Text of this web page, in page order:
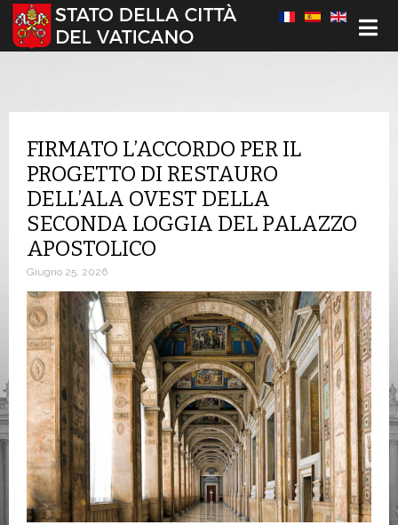
Seleziona la tua lingua
FIRMATO L’ACCORDO PER IL
PROGETTO DI RESTAURO
DELL’ALA OVEST DELLA
SECONDA LOGGIA DEL PALAZZO
APOSTOLICO
Giugno 25, 2026